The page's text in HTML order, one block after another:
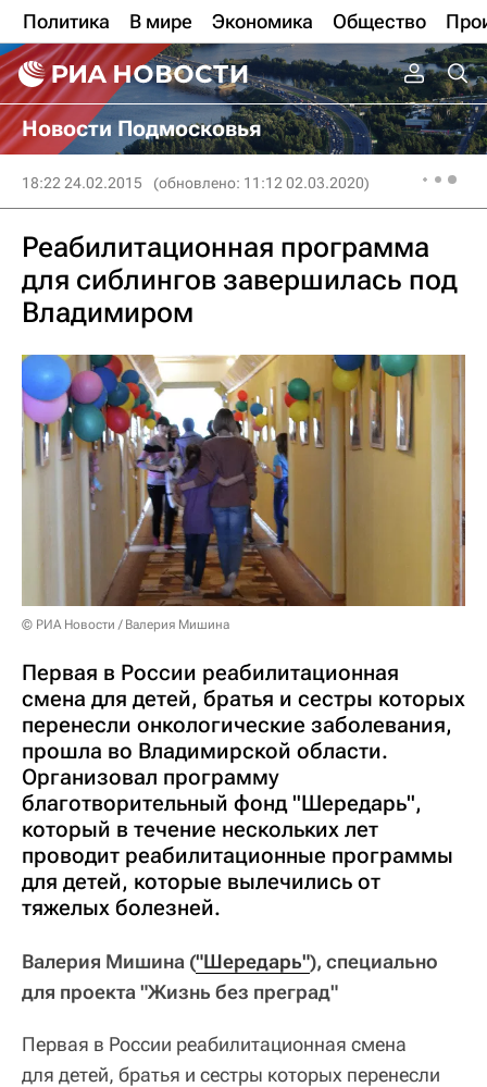
Политика В мире Экономика Общество
Новости Подмосковья
18:22 24.02.2015 (обновлено: 11:12 02.03.2020)
Реабилитационная программа
для сиблингов завершилась под
Владимиром
© РИА Новости / Валерия Мишина
Первая в России реабилитационная
смена для детей, братья и сестры которых
перенесли онкологические заболевания,
прошла во Владимирской области.
Организовал программу
благотворительный фонд "Шередарь",
который в течение нескольких лет
проводит реабилитационные программы
для детей, которые вылечились от
тяжелых болезней.
Валерия Мишина ("Шередарь"), специально
для проекта "Жизнь без преград"
Первая в России реабилитационная смена
для детей, братья и сестры которых перенесли